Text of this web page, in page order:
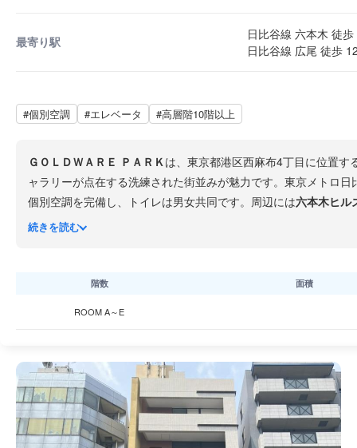
最寄り駅
日比谷線 六本木 徒
日比谷線 広尾 徒歩
#個別空調 #エレベータ #高層階10階以上
ＧＯＬＤＷＡＲＥ ＰＡＲＫは、東京都港区西麻布4丁目に位置
ャラリーが点在する洗練された街並みが魅力です。東京メトロ日
個別空調を完備し、トイレは男女共同です。周辺には六本木ヒル
ション関連企業にもふさわしいオフィス環境です。
続きを読む
階数 面積
ROOM A～E